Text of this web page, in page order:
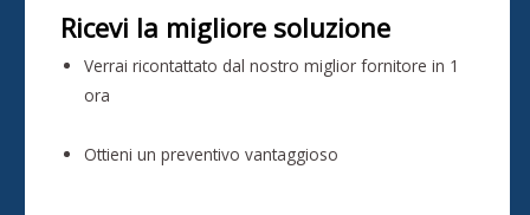
Ricevi la migliore soluzione
Verrai ricontattato dal nostro miglior fornitore in 1
ora
Ottieni un preventivo vantaggioso